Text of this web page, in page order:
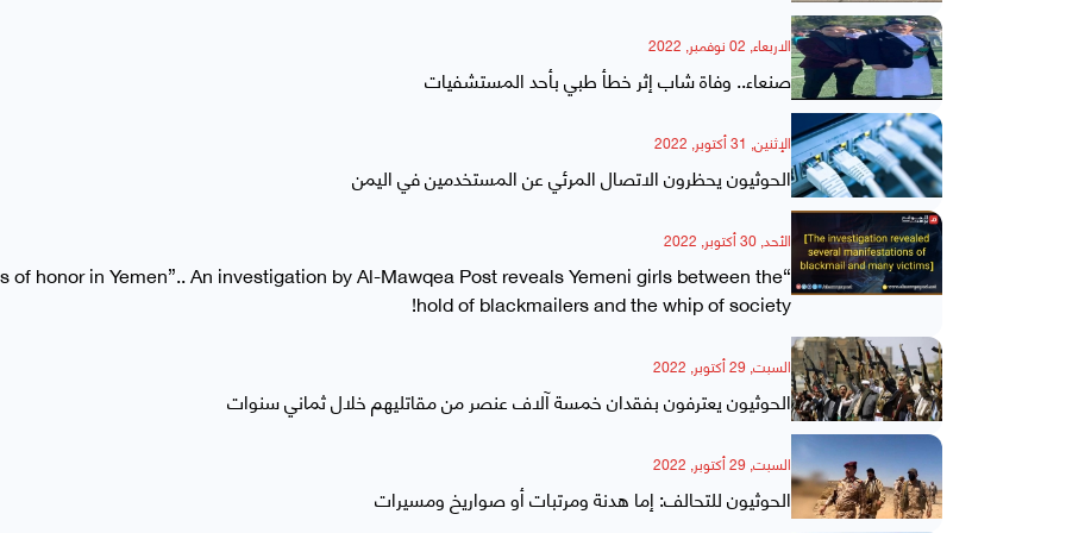
الاربعاء, 02 نوفمبر, 2022
صنعاء.. وفاة شاب إثر خطأ طبي بأحد المستشفيات
الإثنين, 31 أكتوبر, 2022
الحوثيون يحظرون الاتصال المرئي عن المستخدمين في اليمن
الأحد, 30 أكتوبر, 2022
of honor in Yemen”.. An investigation by Al-Mawqea Post reveals Yemeni girls between the
hold of blackmailers and the whip of society!
السبت, 29 أكتوبر, 2022
الحوثيون يعترفون بفقدان خمسة آلاف عنصر من مقاتليهم خلال ثماني سنوات
السبت, 29 أكتوبر, 2022
الحوثيون للتحالف: إما هدنة ومرتبات أو صواريخ ومسيرات